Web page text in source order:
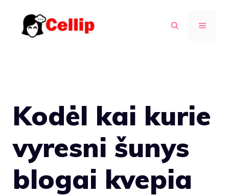
turinio
MENIU
Kodėl kai kurie
vyresni šunys
blogai kvepia